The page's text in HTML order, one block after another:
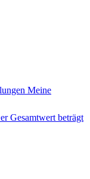
Meine
Gesamtwert beträgt